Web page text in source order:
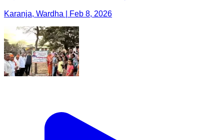
Karanja, Wardha | Feb 8, 2026